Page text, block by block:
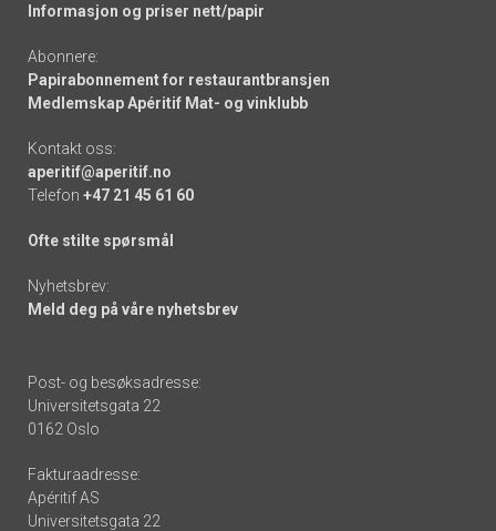
Informasjon og priser nett/papir
Abonnere:
Papirabonnement for restaurantbransjen
Medlemskap Apéritif Mat- og vinklubb
Kontakt oss:
aperitif@aperitif.no
Telefon +47 21 45 61 60
Ofte stilte spørsmål
Nyhetsbrev:
Meld deg på våre nyhetsbrev
Post- og besøksadresse:
Universitetsgata 22
0162 Oslo
Fakturaadresse:
Apéritif AS
Universitetsgata 22